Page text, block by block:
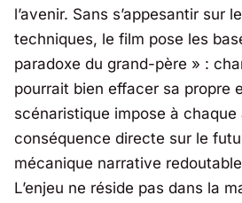
l’avenir. Sans s’appesantir sur
techniques, le film pose les
paradoxe du grand-père » :
pourrait bien effacer sa propre
scénaristique impose à chaque
conséquence directe sur le
mécanique narrative
L’enjeu ne réside pas dans la